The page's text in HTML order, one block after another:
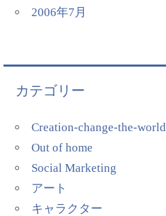
2006年7月
カテゴリー
Creation-change-the-world
Out of home
Social Marketing
アート
キャラクター